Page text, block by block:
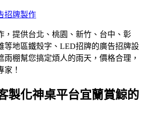
招牌製作
，提供台北、桃園、新竹、台中、彰
等地區鐵殼字、LED招牌的廣告招牌設
雨棚幫您搞定煩人的雨天，價格合理，
！
製化神桌平台宜蘭賞鯨的